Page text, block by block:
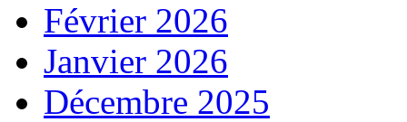
Février 2026
Janvier 2026
Décembre 2025